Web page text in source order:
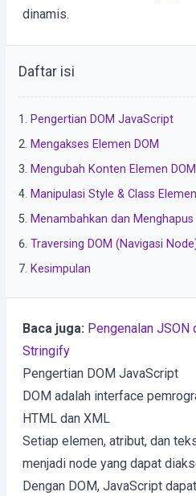
dinamis.
Daftar isi
Pengertian DOM JavaScript
Mengakses Elemen DOM
Mengubah Konten Elemen DOM
Manipulasi Style & Class Elemen
Menambahkan dan Menghapus
Traversing DOM (Navigasi
Kesimpulan
Baca juga: Pengenalan JSON
Stringify
Pengertian DOM JavaScript
DOM adalah interface
HTML dan XML
Setiap elemen, atribut, dan
menjadi node yang dapat
Dengan DOM, JavaScript